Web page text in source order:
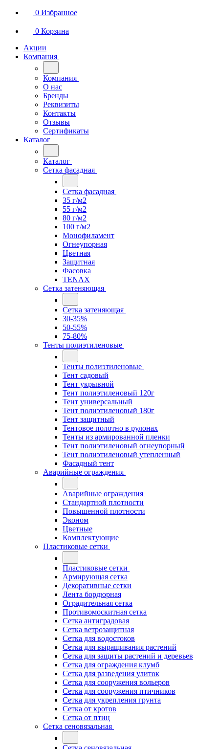
0 Избранное
0 Корзина
Акции
Компания
Компания
О нас
Бренды
Реквизиты
Контакты
Отзывы
Сертификаты
Каталог
Каталог
Сетка фасадная
Сетка фасадная
35 г/м2
55 г/м2
80 г/м2
100 г/м2
Монофиламент
Огнеупорная
Цветная
Защитная
Фасовка
TENAX
Сетка затеняющая
Сетка затеняющая
30-35%
50-55%
75-80%
Тенты полиэтиленовые
Тенты полиэтиленовые
Тент садовый
Тент укрывной
Тент полиэтиленовый 120г
Тент универсальный
Тент полиэтиленовый 180г
Тент защитный
Тентовое полотно в рулонах
Тенты из армированной пленки
Тент полиэтиленовый огнеупорный
Тент полиэтиленовый утепленный
Фасадный тент
Аварийные ограждения
Аварийные ограждения
Стандартной плотности
Повышенной плотности
Эконом
Цветные
Комплектующие
Пластиковые сетки
Пластиковые сетки
Армирующая сетка
Декоративные сетки
Лента бордюрная
Оградительная сетка
Противомоскитная сетка
Сетка антиградовая
Сетка ветрозащитная
Сетка для водостоков
Сетка для выращивания растений
Сетка для защиты растений и деревьев
Сетка для ограждения клумб
Сетка для разведения улиток
Сетка для сооружения вольеров
Сетка для сооружения птичников
Сетка для укрепления грунта
Сетка от кротов
Сетка от птиц
Сетка сеновязальная